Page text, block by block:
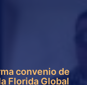
convenio de
Florida Global